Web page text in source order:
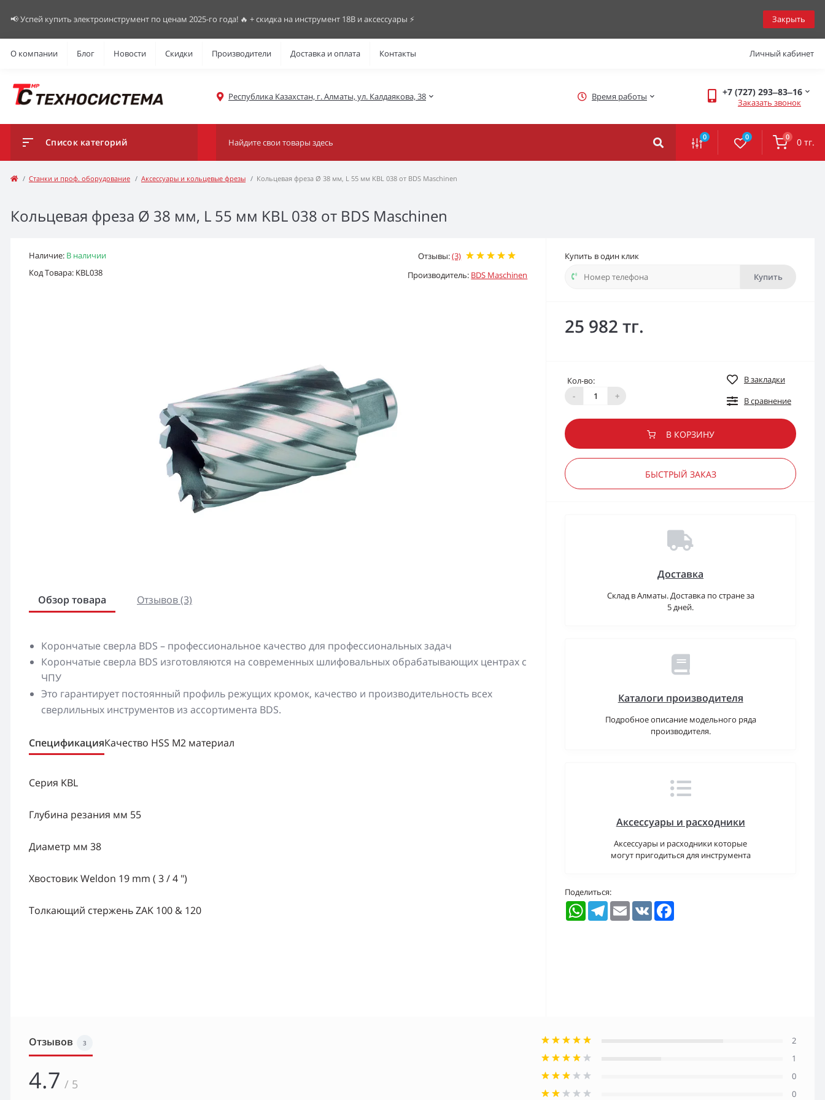
📢 Успей купить электроинструмент по ценам 2025-го года! 🔥 + скидка на инструмент 18В и аксессуары ⚡️ Закрыть
О компании Блог Новости Скидки Производители Доставка и оплата Контакты Личный кабинет
Республика Казахстан, г. Алматы, ул. Калдаякова, 38 Время работы +7 (727) 293‒83‒16
Заказать звонок
Список категорий 0 0 0 0 тг.
Станки и проф. оборудование Аксессуары и кольцевые фрезы Кольцевая фреза Ø 38 мм, L 55 мм KBL 038 от BDS Maschinen
Кольцевая фреза Ø 38 мм, L 55 мм KBL 038 от BDS Maschinen
Наличие: В наличии
Код Товара: KBL038
Отзывы:(3)
Производитель: BDS Maschinen
Обзор товара Отзывов (3)
Корончатые сверла BDS – профессиональное качество для профессиональных задач
Корончатые сверла BDS изготовляются на современных шлифовальных обрабатывающих центрах с
ЧПУ
Это гарантирует постоянный профиль режущих кромок, качество и производительность всех
сверлильных инструментов из ассортимента BDS.
СпецификацияКачество HSS M2 материал
Серия KBL
Глубина резания мм 55
Диаметр мм 38
Хвостовик Weldon 19 mm ( 3 / 4 ")
Толкающий стержень ZAK 100 & 120
Купить в один клик
Купить
25 982 тг.
Кол-во:
-
+
В закладки
В сравнение
В КОРЗИНУ
БЫСТРЫЙ ЗАКАЗ
Доставка
Склад в Алматы. Доставка по стране за
5 дней.
Каталоги производителя
Подробное описание модельного ряда
производителя.
Аксессуары и расходники
Аксессуары и расходники которые
могут пригодиться для инструмента
Поделиться:
WhatsAppTelegramEmail VK
Отзывов 3
4.7 / 5
2
1
0
0